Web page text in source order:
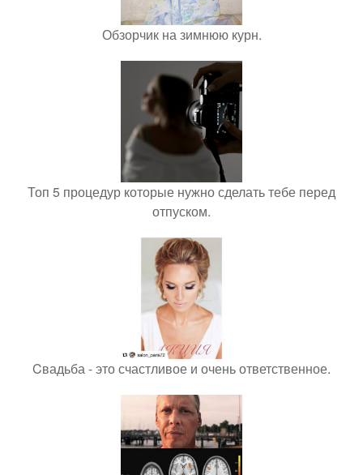
Обзорчик на зимнюю курн.
Топ 5 процедур которые нужно сделать тебе перед
отпуском.
Cвадьба - это счастливое и очень ответственное.